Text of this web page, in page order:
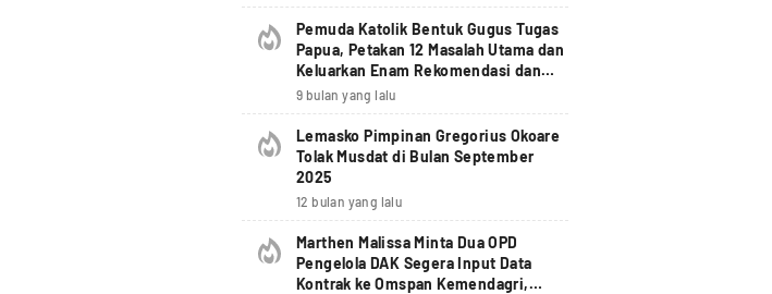
Pemuda Katolik Bentuk Gugus Tugas
Papua, Petakan 12 Masalah Utama dan
Keluarkan Enam Rekomendasi dan
Seruan Moral Nasional
9 bulan yang lalu
Lemasko Pimpinan Gregorius Okoare
Tolak Musdat di Bulan September
2025
12 bulan yang lalu
Marthen Malissa Minta Dua OPD
Pengelola DAK Segera Input Data
Kontrak ke Omspan Kemendagri,